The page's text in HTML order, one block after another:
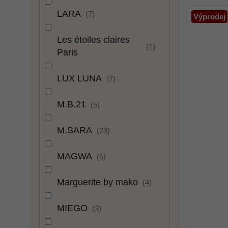
LARA 7
Les étoiles claires
Paris
1
LUX LUNA 7
M.B.21 5
M.SARA 23
MAGWA 5
Marguerite by mako 4
MIEGO 3
Výprodej